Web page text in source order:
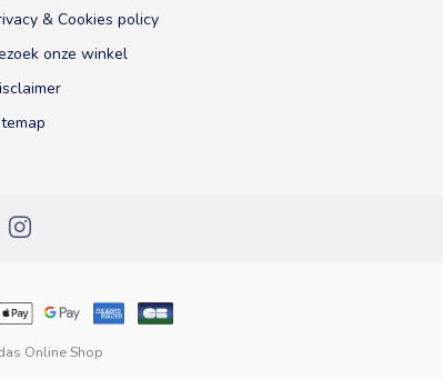
& Cookies policy
onze winkel
Online Shop